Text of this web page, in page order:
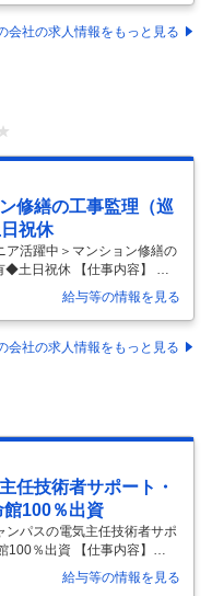
業10～20時間程度／住宅補
～ ■業務内容： 当社が展開
でプロジェクトマネジメン
務： ・商業施設における建
会社の求人情報をもっと見る
修繕の工事監理（巡
祝休
ア活躍中＞マンション修繕の
◆土日祝休 【仕事内容】 ＜
事監理（巡回型）70歳まで再
【ゼネコンやサブコン出身
用制度有◆セカンドキャリア
関する、中規模～大規模な
な業務： ・建物の劣化状
給与等の情報を見る
会社の求人情報をもっと見る
任技術者サポート・
100％出資
ンパスの電気主任技術者サポ
％出資 【仕事内容】
者サポート・設備保守◆年休
仕事内容】 ～年間休日134
給与等の情報を見る